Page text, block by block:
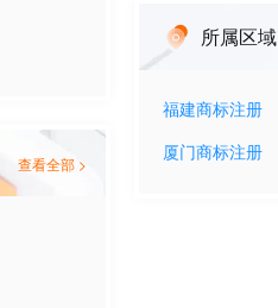
查看全部 >
所属区域
福建商标注册
厦门商标注册